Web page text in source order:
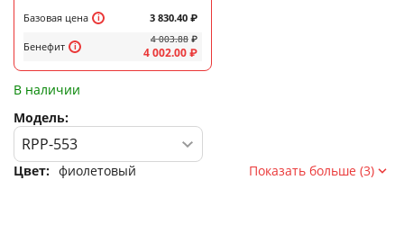
Базовая цена
Бенефит
3 830.40 ₽
4 003.88 ₽
4 002.00₽
В наличии
Модель:
Цвет: фиолетовый Показать больше (3)